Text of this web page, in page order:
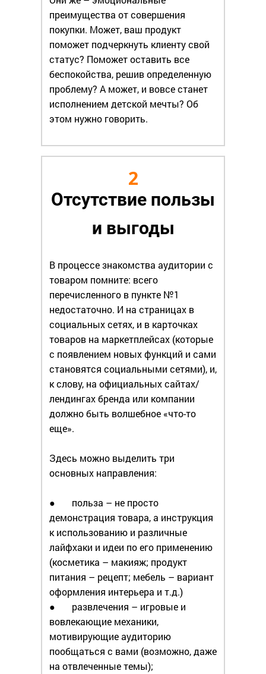
преимущества от совершения
покупки. Может, ваш продукт
поможет подчеркнуть клиенту свой
статус? Поможет оставить все
беспокойства, решив определенную
проблему? А может, и вовсе станет
исполнением детской мечты? Об
этом нужно говорить.
2
Отсутствие пользы
и выгоды
В процессе знакомства аудитории с
товаром помните: всего
перечисленного в пункте №1
недостаточно. И на страницах в
социальных сетях, и в карточках
товаров на маркетплейсах (которые
с появлением новых функций и сами
становятся социальными сетями), и,
к слову, на официальных сайтах/
лендингах бренда или компании
должно быть волшебное «что-то
еще».
Здесь можно выделить три
основных направления:
● польза – не просто
демонстрация товара, а инструкция
к использованию и различные
лайфхаки и идеи по его применению
(косметика – макияж; продукт
питания – рецепт; мебель – вариант
оформления интерьера и т.д.)
● развлечения – игровые и
вовлекающие механики,
мотивирующие аудиторию
пообщаться с вами (возможно, даже
на отвлеченные темы);